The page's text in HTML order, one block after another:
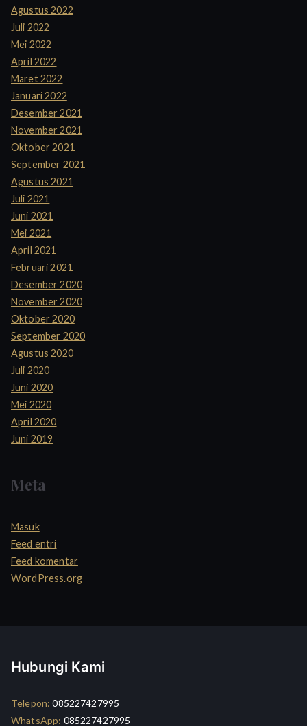
Agustus 2022
Juli 2022
Mei 2022
April 2022
Maret 2022
Januari 2022
Desember 2021
November 2021
Oktober 2021
September 2021
Agustus 2021
Juli 2021
Juni 2021
Mei 2021
April 2021
Februari 2021
Desember 2020
November 2020
Oktober 2020
September 2020
Agustus 2020
Juli 2020
Juni 2020
Mei 2020
April 2020
Juni 2019
Meta
Masuk
Feed entri
Feed komentar
WordPress.org
Hubungi Kami
Telepon:085227427995
WhatsApp: 085227427995